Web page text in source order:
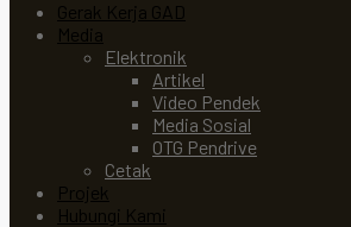
Gerak Kerja GAD
Media
Elektronik
Artikel
Video Pendek
Media Sosial
OTG Pendrive
Cetak
Projek
Hubungi Kami